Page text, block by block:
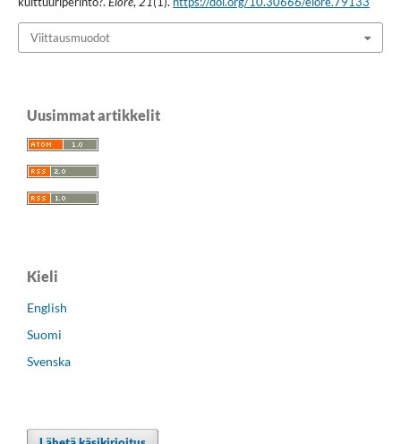
Viittausmuodot
Uusimmat artikkelit
Kieli
English
Suomi
Svenska